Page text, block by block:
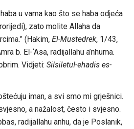
u vama kao što se haba odjeća
zato molite Allaha da
(Hakim, El-Mustedrek, 1/43,
b. El-‘Asa, radijallahu a’nhuma.
Vidjeti: Silsiletul-ehadis es-
iman, a svi smo mi grješnici.
a nažalost, često i svjesno.
radijallahu anhu, da je Poslanik,